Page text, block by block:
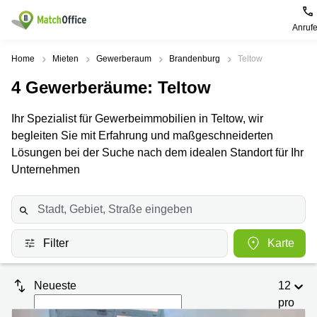
Mieten / Vermieten
Produktseiten
Büro
mieten
Business
center
Coworking
Space
Seminarraum
Virtuelles
Beliebte
Büro
mieten
München
Hamburg
Geschäftsadresse
Düsseldorf
Stuttgart
Büro
Beliebte
Regus
Dortmund
Ellipson
9
Dortmund
Ballindamm
3
Rahel-
Hirsch-
Straße
Hilfe
Über uns
Büro vermieten
Preis
Log-in
Home Mieten Gewerberaum Brandenburg Teltow
4 Gewerberäume: Teltow
Ihr Spezialist für Gewerbeimmobilien in Teltow, wir
begleiten Sie mit Erfahrung und maßgeschneiderten
Lösungen bei der Suche nach dem idealen Standort für Ihr
Unternehmen
Filter Karte
Neueste
12
pro